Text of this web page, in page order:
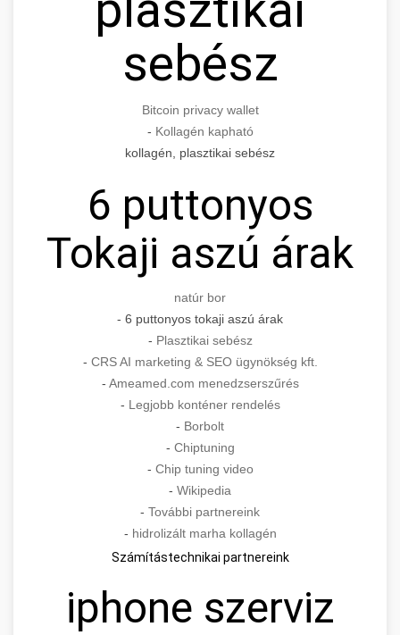
sebész
Bitcoin privacy wallet
- Kollagén kapható
kollagén, plasztikai sebész
6 puttonyos
Tokaji aszú árak
natúr bor
- 6 puttonyos tokaji aszú árak
- Plasztikai sebész
- CRS AI marketing & SEO ügynökség kft.
- Ameamed.com menedzserszűrés
- Legjobb konténer rendelés
- Borbolt
- Chiptuning
- Chip tuning video
- Wikipedia
- További partnereink
- hidrolizált marha kollagén
Számítástechnikai partnereink
iphone szerviz